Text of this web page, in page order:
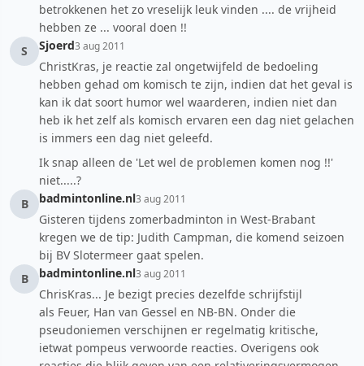
betrokkenen het zo vreselijk leuk vinden .... de vrijheid
hebben ze ... vooral doen !!
S
Sjoerd3 aug 2011
ChristKras, je reactie zal ongetwijfeld de bedoeling
hebben gehad om komisch te zijn, indien dat het geval is
kan ik dat soort humor wel waarderen, indien niet dan
heb ik het zelf als komisch ervaren een dag niet gelachen
is immers een dag niet geleefd.
Ik snap alleen de 'Let wel de problemen komen nog !!'
niet.....?
B
badmintonline.nl3 aug 2011
Gisteren tijdens zomerbadminton in West-Brabant
kregen we de tip: Judith Campman, die komend seizoen
bij BV Slotermeer gaat spelen.
B
badmintonline.nl3 aug 2011
ChrisKras... Je bezigt precies dezelfde schrijfstijl
als Feuer, Han van Gessel en NB-BN. Onder die
pseudoniemen verschijnen er regelmatig kritische,
ietwat pompeus verwoorde reacties. Overigens ook